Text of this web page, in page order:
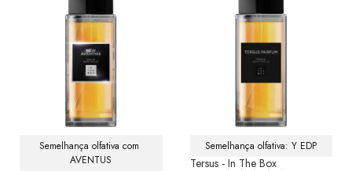
Semelhança olfativa com
AVENTUS
Semelhança olfativa: Y EDP
Tersus - In The Box